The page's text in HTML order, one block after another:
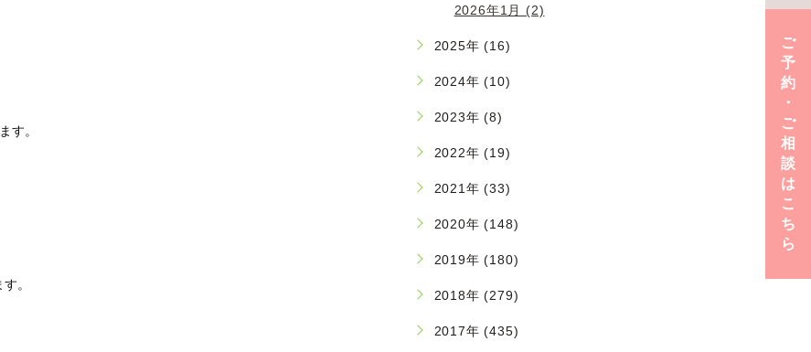
ご
予
約
･
ご
相
談
は
こ
ち
ら
す。
。
2026年1月 (2)
2025年 (16)
2024年 (10)
2023年 (8)
2022年 (19)
2021年 (33)
2020年 (148)
2019年 (180)
2018年 (279)
2017年 (435)